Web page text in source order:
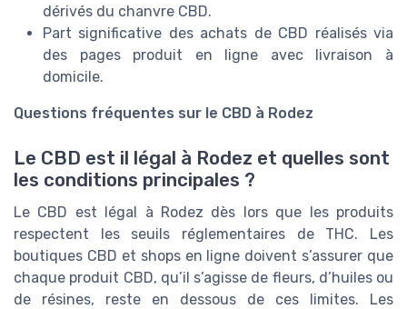
dérivés du chanvre CBD.
Part significative des achats de CBD réalisés via
des pages produit en ligne avec livraison à
domicile.
Questions fréquentes sur le CBD à Rodez
Le CBD est il légal à Rodez et quelles sont
les conditions principales ?
Le CBD est légal à Rodez dès lors que les produits
respectent les seuils réglementaires de THC. Les
boutiques CBD et shops en ligne doivent s’assurer que
chaque produit CBD, qu’il s’agisse de fleurs, d’huiles ou
de résines, reste en dessous de ces limites. Les